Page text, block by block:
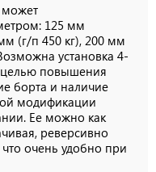
может
125 мм
(г/п 450 кг), 200 мм
установка 4-
целью повышения
борта и наличие
модификации
Ее можно как
реверсивно
очень удобно при